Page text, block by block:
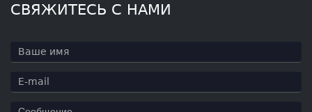
СВЯЖИТЕСЬ С НАМИ